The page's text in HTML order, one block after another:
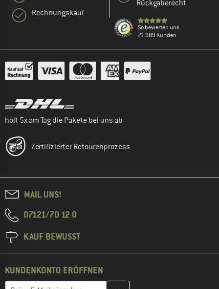
Rechnungskauf
Rückgaberecht
So bewerten uns
71.989 Kunden
holt 5x am Tag die Pakete bei uns ab
Zertifizierter Retourenprozess
MAIL UNS!
07121/70 12 0
KAUF BEWUSST
KUNDENKONTO ERÖFFNEN
E-Mail-Adresse
Gib hier deine E-Mail-Adresse ein und erstelle im nächsten